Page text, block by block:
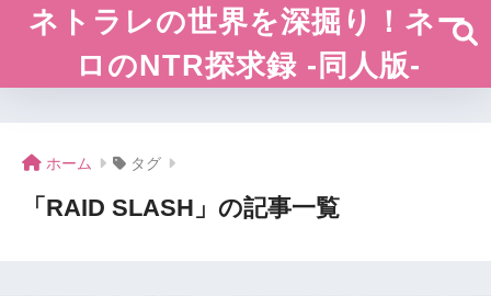
ネトラレの世界を深掘り！ネー
ロのNTR探求録 -同人版-
ホーム タグ
「RAID SLASH」の記事一覧